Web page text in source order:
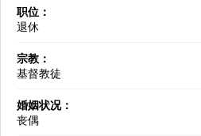
职位：
退休
宗教：
基督教徒
婚姻状况：
丧偶